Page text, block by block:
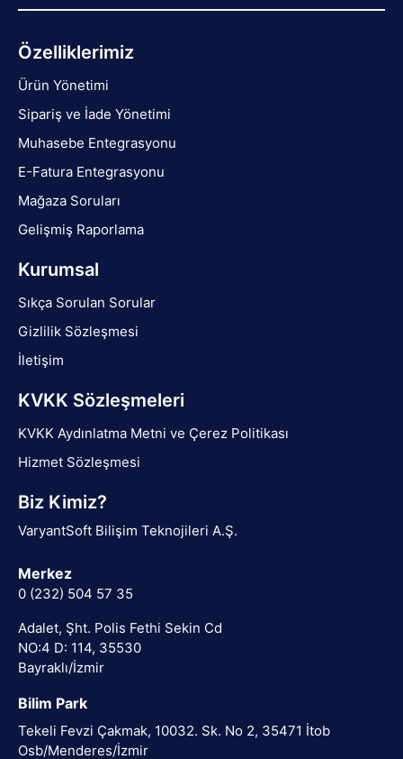
Özelliklerimiz
Ürün Yönetimi
Sipariş ve İade Yönetimi
Muhasebe Entegrasyonu
E-Fatura Entegrasyonu
Mağaza Soruları
Gelişmiş Raporlama
Kurumsal
Sıkça Sorulan Sorular
Gizlilik Sözleşmesi
İletişim
KVKK Sözleşmeleri
KVKK Aydınlatma Metni ve Çerez Politikası
Hizmet Sözleşmesi
Biz Kimiz?
VaryantSoft Bilişim Teknojileri A.Ş.
Merkez
0 (232) 504 57 35
Adalet, Şht. Polis Fethi Sekin Cd
NO:4 D: 114, 35530
Bayraklı/İzmir
Bilim Park
Tekeli Fevzi Çakmak, 10032. Sk. No 2, 35471 İtob
Osb/Menderes/İzmir